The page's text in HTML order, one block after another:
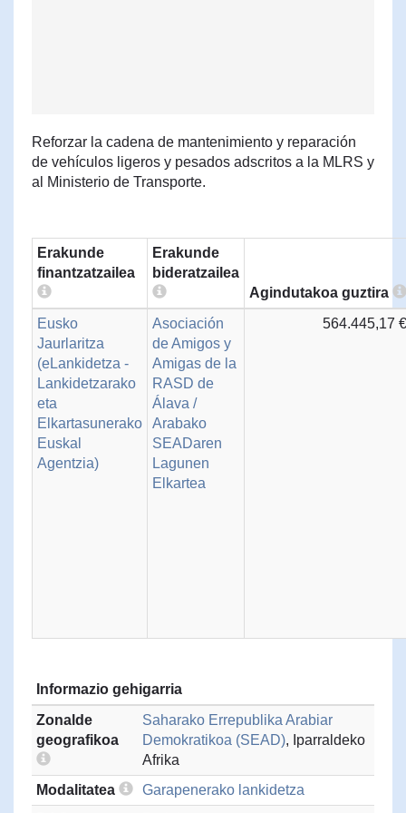
Reforzar la cadena de mantenimiento y reparación
de vehículos ligeros y pesados adscritos a la MLRS y
al Ministerio de Transporte.
Erakunde
finantzatzailea
Erakunde
bideratzailea
Agindutakoa guztira
Eusko
Jaurlaritza
(eLankidetza -
Lankidetzarako
eta
Elkartasunerako
Euskal
Agentzia)
Asociación
de Amigos y
Amigas de la
RASD de
Álava /
Arabako
SEADaren
Lagunen
Elkartea
564.445,17 €
Informazio gehigarria
Zonalde
geografikoa
Saharako Errepublika Arabiar
Demokratikoa (SEAD), Iparraldeko
Afrika
Modalitatea
Garapenerako lankidetza